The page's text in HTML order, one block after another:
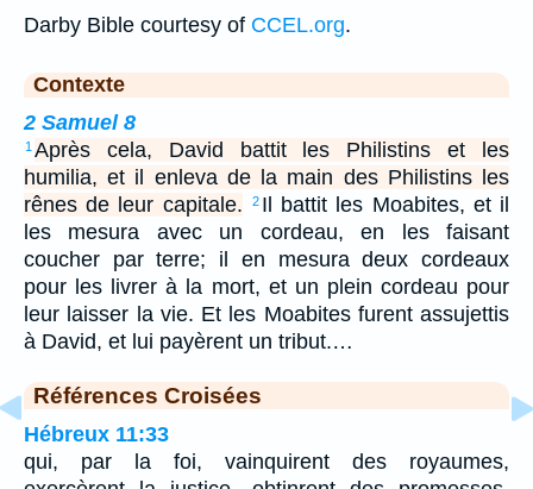
Darby Bible courtesy of CCEL.org.
Contexte
2 Samuel 8
1 Après cela, David battit les Philistins et les
humilia, et il enleva de la main des Philistins les
rênes de leur capitale.
2 Il battit les Moabites, et il
les mesura avec un cordeau, en les faisant
coucher par terre; il en mesura deux cordeaux
pour les livrer à la mort, et un plein cordeau pour
leur laisser la vie. Et les Moabites furent assujettis
à David, et lui payèrent un tribut.…
Références Croisées
Hébreux 11:33
qui, par la foi, vainquirent des royaumes,